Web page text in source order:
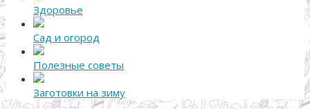
Здоровье
Сад и огород
Полезные советы
Заготовки на зиму